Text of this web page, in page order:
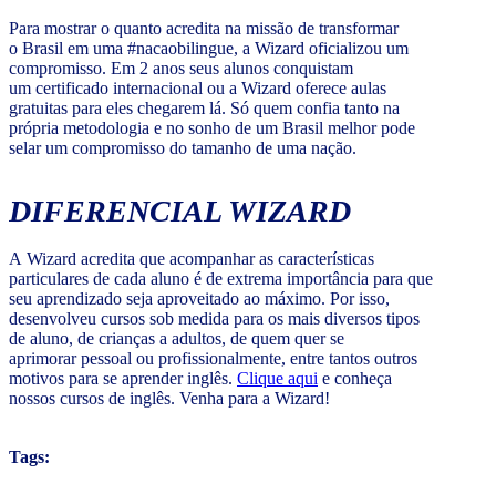
Para mostrar o quanto acredita na missão de transformar
o Brasil em uma #nacaobilingue, a Wizard oficializou um
compromisso. Em 2 anos seus alunos conquistam
um certificado internacional ou a Wizard oferece aulas
gratuitas para eles chegarem lá. Só quem confia tanto na
própria metodologia e no sonho de um Brasil melhor pode
selar um compromisso do tamanho de uma nação.
DIFERENCIAL WIZARD
A Wizard acredita que acompanhar as características
particulares de cada aluno é de extrema importância para que
seu aprendizado seja aproveitado ao máximo. Por isso,
desenvolveu cursos sob medida para os mais diversos tipos
de aluno, de crianças a adultos, de quem quer se
aprimorar pessoal ou profissionalmente, entre tantos outros
motivos para se aprender inglês. Clique aqui e conheça
nossos cursos de inglês. Venha para a Wizard!
Tags: